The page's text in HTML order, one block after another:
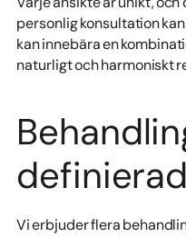
personlig konsultation
kan innebära en
naturligt och harmoniskt
Vi erbjuder flera